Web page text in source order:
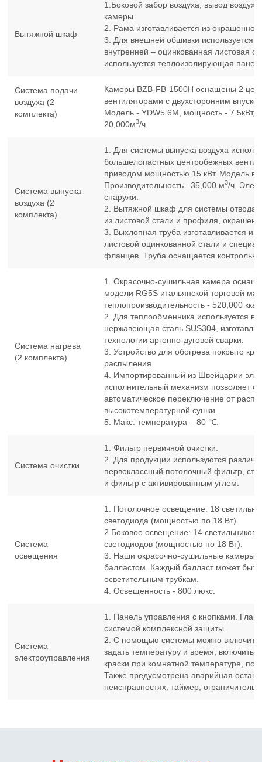
Вытяжной шкаф
1.Боковой забор воздуха, вывод
камеры.
2. Рама изготавливается из
3. Для внешней обшивки используется
внутренней – оцинкованная листовая
используется теплоизолирующая
Система подачи
воздуха (2
комплекта)
Камеры BZB-FB-1500H оснащены 2
вентиляторами с двухсторонним
Модель - YDW5.6M, мощность - 7.5кВт,
20,000м3/ч.
Система выпуска
воздуха (2
комплекта)
1. Для системы выпуска воздуха
большелопастных центробежных
приводом мощностью 15 кВт. Модель
Производительность– 35,000 м3/ч.
снаружи.
2. Вытяжной шкаф для системы отвода
из листовой стали и профиля,
3. Выхлопная труба изготавливается из
листовой оцинкованной стали и
фланцев. Труба оснащается
Система нагрева
(2 комплекта)
1. Окрасочно-сушильная камера
модели RG5S итальянской торговой
теплопроизводительность - 520,000
2. Для теплообменника используется
нержавеющая сталь SUS304,
технологии аргонно-дуговой сварки.
3. Устройство для обогрева покрыто
распыления.
4. Импортированный из Швейцарии
исполнительный механизм позволяет
автоматическое переключение от
высокотемпературной сушки.
5. Макс. температура – 80 ℃.
Система очистки
1. Фильтр первичной очистки.
2. Для продукции используются
первоклассный потолочный фильтр,
и фильтр с активированным углем.
Система
освещения
1. Потолочное освещение: 18
светодиода (мощностью по 18 Вт)
2.Боковое освещение: 14
светодиодов (мощностью по 18 Вт).
3. Наши окрасочно-сушильные камеры
балластом. Каждый балласт может
осветительным трубкам.
4. Освещенность - 800 люкс.
Система
электроуправления
1. Панель управления с кнопками.
системой комплексной защиты.
2. С помощью системы можно
задать температуру и время,
краски при комнатной температуре,
Также предусмотрена аварийная
неисправностях, таймер, ограничитель